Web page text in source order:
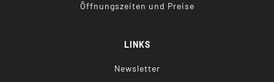
Öffnungszeiten und Preise
LINKS
Newsletter